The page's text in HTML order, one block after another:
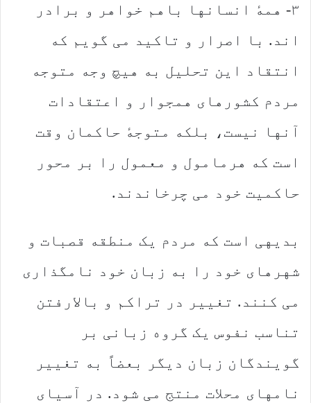
۳- همهٔ انسانها باهم خواهر و برادر
اند. با اصرار و تاکید می گویم که
انتقاد این تحلیل به هیچ وجه متوجه
مردم کشورهای همجوار و اعتقادات
آنها نیست، بلکه متوجهٔ حاکمان وقت
است که هرمامول و معمول را بر محور
حاکمیت خود می چرخاندند.
بدیهی است که مردم یک منطقه قصبات و
شهرهای خود را به زبان خود نامگذاری
می کنند. تغییر در تراکم و بالارفتن
تناسب نفوس یک گروه زبانی بر
گویندگان زبان دیگر بعضاً به تغییر
نامهای محلات منتج می شود. در آسیای